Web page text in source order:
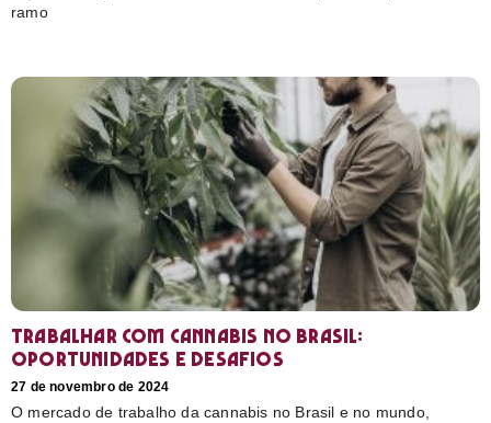
ramo
Trabalhar com cannabis no Brasil:
Oportunidades e desafios
27 de novembro de 2024
O mercado de trabalho da cannabis no Brasil e no mundo,